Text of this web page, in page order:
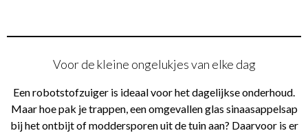
Voor de kleine ongelukjes van elke dag
Een robotstofzuiger is ideaal voor het dagelijkse onderhoud.
Maar hoe pak je trappen, een omgevallen glas sinaasappelsap
bij het ontbijt of moddersporen uit de tuin aan? Daarvoor is er